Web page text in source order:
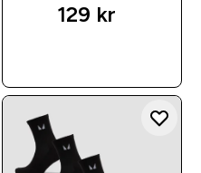
129 kr‎